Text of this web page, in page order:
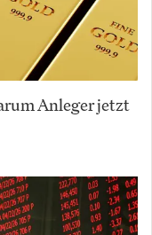
Anleger jetzt